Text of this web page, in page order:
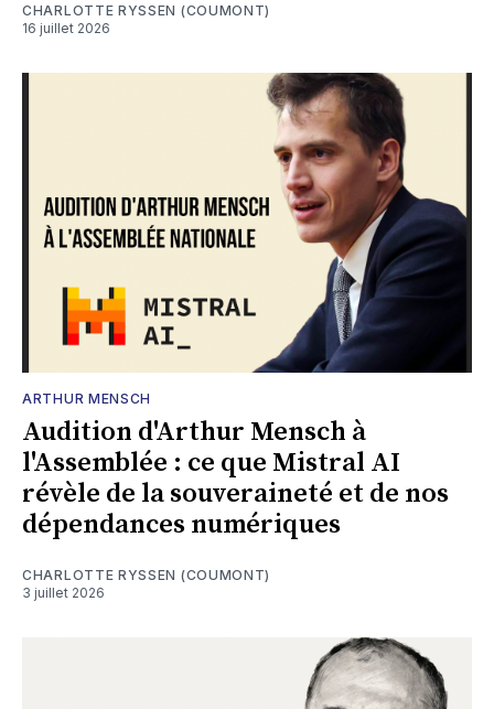
CHARLOTTE RYSSEN (COUMONT)
16 juillet 2026
ARTHUR MENSCH
Audition d'Arthur Mensch à
l'Assemblée : ce que Mistral AI
révèle de la souveraineté et de nos
dépendances numériques
CHARLOTTE RYSSEN (COUMONT)
3 juillet 2026